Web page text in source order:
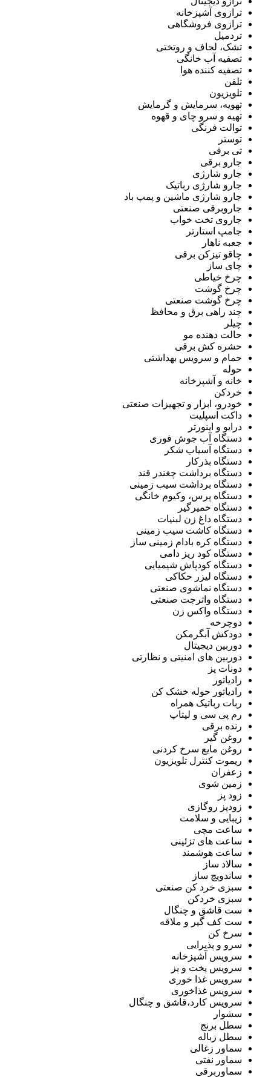
ترازوی آشپزخانه
ترازوی فروشگاهی
تردمیل
تشک، لحاف و روتختی
تصفیه آب خانگی
تصفیه کننده هوا
تلفن
تلویزیون
تهویه، سرمایش و گرمایش
تهیه و سرو چای و قهوه
توالت فرنگی
توستر
تی برقی
جارو برقی
جارو شارژی
جارو شارژی رباتیک
جارو شارژی ماشین و پمپ باد
جاروبرقی صنعتی
جاروی تخت خواب
جامپ استارتر
جعبه ناهار
چاقو تیزکن برقی
چای ساز
چرخ خیاطی
چرخ گوشت
چرخ گوشت صنعتی
چند راهی برق و محافظ
چیلر
حالت دهنده مو
حشره کش برقی
حمام و سرویس بهداشتی
حوله
خانه و آشپزخانه
خردکن
خودرو، ابزار و تجهیزات صنعتی
داکت اسپلیت
درایو و اینورتر
دستگاه آب جوش فوری
دستگاه آسیاب شکر
دستگاه بذرکار
دستگاه برداشت چغندر قند
دستگاه برداشت سیب زمینی
دستگاه پرس، وکیوم خانگی
دستگاه خمیرگیر
دستگاه داغ زن لبنیات
دستگاه کاشت سیب زمینی
دستگاه کره بادام زمینی ساز
دستگاه کود ریز دامی
دستگاه کودپاش شیمیایی
دستگاه لیزر حکاکی
دستگاه نماشوی صنعتی
دستگاه واترجت صنعتی
دستگاه واکس زن
دوچرخه
دودکش آبگرمکن
دوربین دیجیتال
دوربین های امنیتی و نظارتی
دونات پز
رادیاتور
رادیاتور حوله خشک کن
ربات رباتیک همراه
رم پی سی و لپتاپ
رنده برقی
روغن گیر
روغن مایع سرخ کردنی
ریموت کنترل تلویزیون
زعفران
زمین شوی
زود پز
زودپز روگازی
زیبایی و سلامت
ساعت مچی
ساعت های تزئینی
ساعت هوشمند
سالاد ساز
ساندویچ ساز
سبزی خرد کن صنعتی
سبزی خردکن
ست قاشق و چنگال
ست کف گیر و ملاقه
سرخ کن
سرو و پذیرایی
سرویس آشپزخانه
سرویس پخت و پز
سرویس غذا خوری
سرویس غذاخوری
سرویس کارد،قاشق و چنگال
سشوار
سطل برنج
سطل زباله
سماور زغالی
سماور نفتی
سماوربرقی